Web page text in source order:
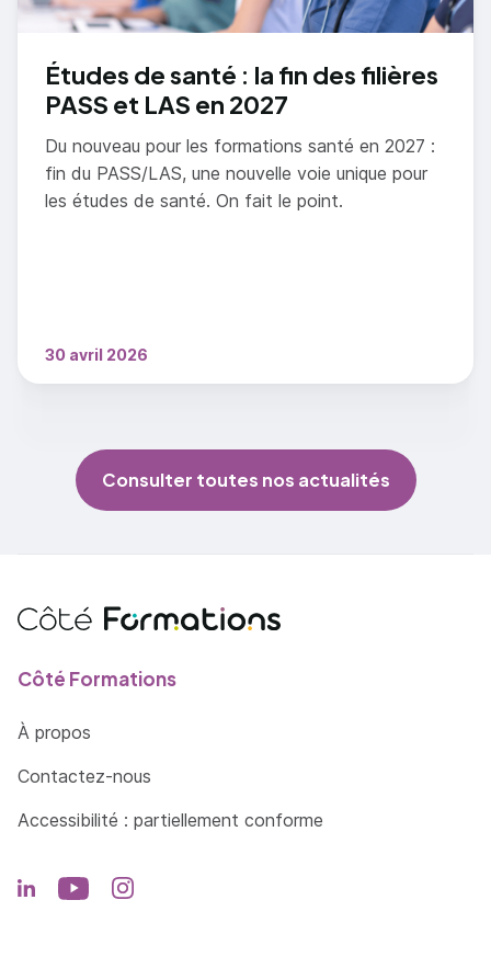
Études de santé : la fin des filières
PASS et LAS en 2027
Du nouveau pour les formations santé en 2027 :
fin du PASS/LAS, une nouvelle voie unique pour
les études de santé. On fait le point.
30 avril 2026
Consulter toutes nos actualités
Côté Formations
À propos
Contactez-nous
Accessibilité : partiellement conforme